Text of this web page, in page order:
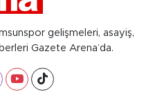
gelişmeleri, asayiş,
Gazete Arena’da.